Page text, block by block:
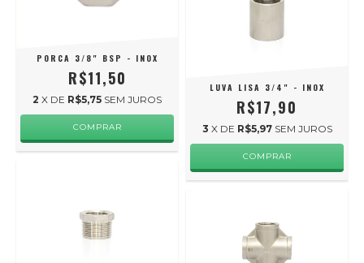
PORCA 3/8" BSP - INOX
R$11,50
2 X DE R$5,75 SEM JUROS
LUVA LISA 3/4" - INOX
R$17,90
3 X DE R$5,97 SEM JUROS